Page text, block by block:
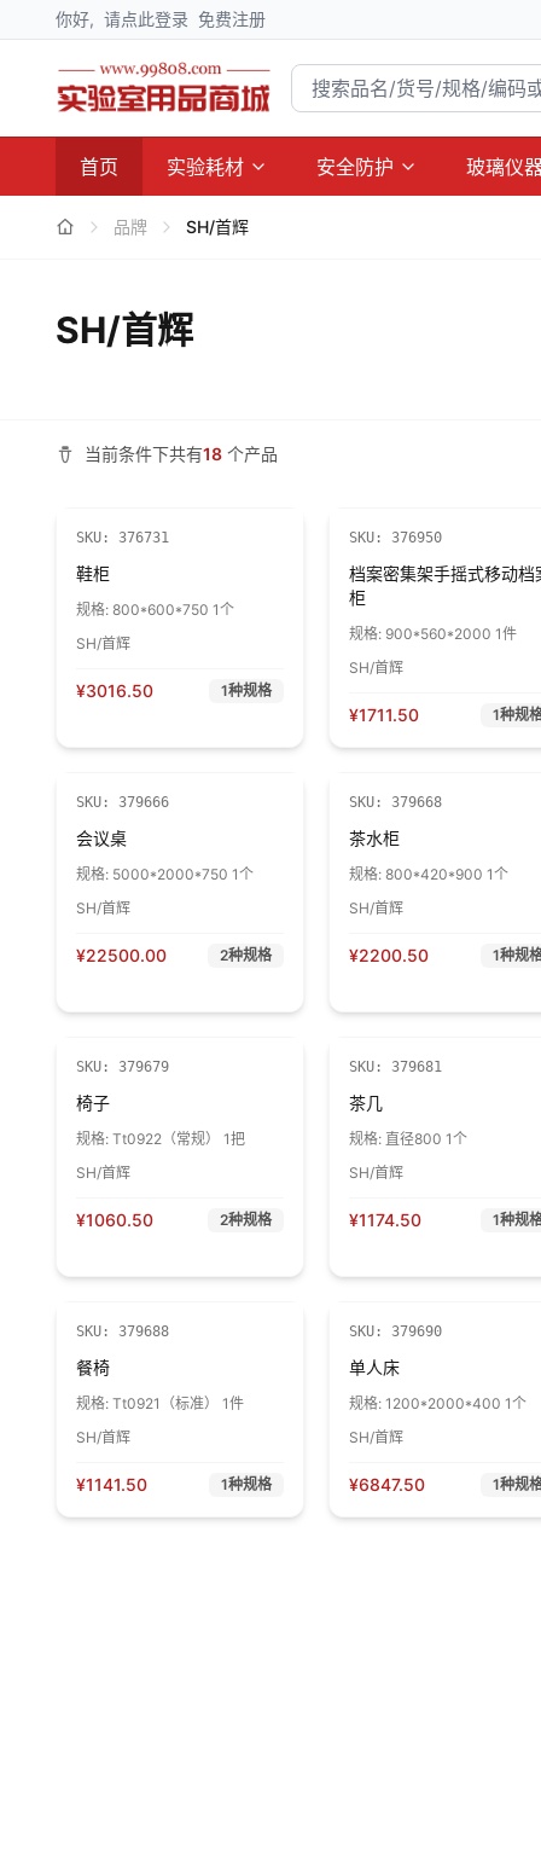
你好, 请点此登录 免费注册
首页 实验耗材 安全防护 玻璃仪
品牌 SH/首辉
SH/首辉
当前条件下共有18 个产品
SKU: 376731
鞋柜
规格: 800*600*750 1个
SH/首辉
¥3016.50 1种规格
SKU: 376950
档案密集架手摇式移动档
柜
规格: 900*560*2000 1件
SH/首辉
¥1711.50 1种规
SKU: 379666
会议桌
规格: 5000*2000*750 1个
SH/首辉
¥22500.00 2种规格
SKU: 379668
茶水柜
规格: 800*420*900 1个
SH/首辉
¥2200.50 1种规
SKU: 379679
椅子
规格: Tt0922（常规） 1把
SH/首辉
¥1060.50 2种规格
SKU: 379681
茶几
规格: 直径800 1个
SH/首辉
¥1174.50 1种规
SKU: 379688
餐椅
规格: Tt0921（标准） 1件
SH/首辉
¥1141.50 1种规格
SKU: 379690
单人床
规格: 1200*2000*400 1个
SH/首辉
¥6847.50 1种规